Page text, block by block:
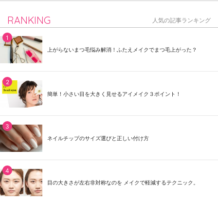
RANKING 人気の記事ランキング
上がらないまつ毛悩み解消！ふたえメイクでまつ毛上がった？
簡単！小さい目を大きく見せるアイメイク３ポイント！
ネイルチップのサイズ選びと正しい付け方
目の大きさが左右非対称なのを メイクで軽減するテクニック。